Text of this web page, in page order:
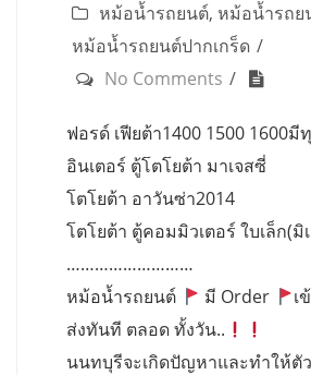
หม้อน้ำรถยนต์, หม้อน้ำรถ
หม้อน้ำรถยนต์ปากเกร็ด
No Comments
ฟอรด์ เฟียต้า1400 1500 1600มี
อินเตอร์ ตู้โตโยต้า มาเจสซี่
โตโยต้า อาวันซ่า2014
โตโยต้า ตู้คอมมิวเตอร์ ใบเล็ก(มิ
………………………
หม้อน้ำรถยนต์
มี Order
เ
ส่งทันที ตลอด ทั้งวัน..
นนทบุรีจะเกิดปัญหาและทำให้ตั